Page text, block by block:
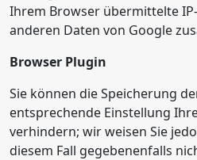
Ihrem Browser übermittelte
anderen Daten von Google
Browser Plugin
Sie können die Speicherung
entsprechende Einstellung
verhindern; wir weisen Sie
diesem Fall gegebenenfalls